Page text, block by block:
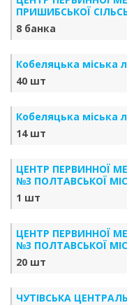
ПРИШИБСЬКОЇ
8 банка
Кобеляцька міська
40 шт
Кобеляцька міська
14 шт
ЦЕНТР ПЕРВИННОЇ
№3 ПОЛТАВСЬКОЇ
1 шт
ЦЕНТР ПЕРВИННОЇ
№3 ПОЛТАВСЬКОЇ
20 шт
ЧУТІВСЬКА